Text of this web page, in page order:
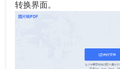
转换界面。